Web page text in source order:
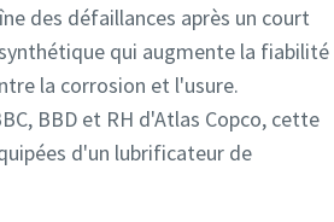
des défaillances après un court
qui augmente la fiabilité
la corrosion et l'usure.
BBD et RH d'Atlas Copco, cette
d'un lubrificateur de